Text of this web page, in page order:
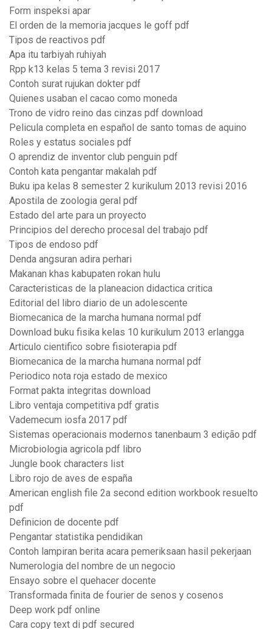
Form inspeksi apar
El orden de la memoria jacques le goff pdf
Tipos de reactivos pdf
Apa itu tarbiyah ruhiyah
Rpp k13 kelas 5 tema 3 revisi 2017
Contoh surat rujukan dokter pdf
Quienes usaban el cacao como moneda
Trono de vidro reino das cinzas pdf download
Pelicula completa en español de santo tomas de aquino
Roles y estatus sociales pdf
O aprendiz de inventor club penguin pdf
Contoh kata pengantar makalah pdf
Buku ipa kelas 8 semester 2 kurikulum 2013 revisi 2016
Apostila de zoologia geral pdf
Estado del arte para un proyecto
Principios del derecho procesal del trabajo pdf
Tipos de endoso pdf
Denda angsuran adira perhari
Makanan khas kabupaten rokan hulu
Caracteristicas de la planeacion didactica critica
Editorial del libro diario de un adolescente
Biomecanica de la marcha humana normal pdf
Download buku fisika kelas 10 kurikulum 2013 erlangga
Articulo cientifico sobre fisioterapia pdf
Biomecanica de la marcha humana normal pdf
Periodico nota roja estado de mexico
Format pakta integritas download
Libro ventaja competitiva pdf gratis
Vademecum iosfa 2017 pdf
Sistemas operacionais modernos tanenbaum 3 edição pdf
Microbiologia agricola pdf libro
Jungle book characters list
Libro rojo de aves de españa
American english file 2a second edition workbook resuelto
pdf
Definicion de docente pdf
Pengantar statistika pendidikan
Contoh lampiran berita acara pemeriksaan hasil pekerjaan
Numerologia del nombre de un negocio
Ensayo sobre el quehacer docente
Transformada finita de fourier de senos y cosenos
Deep work pdf online
Cara copy text di pdf secured